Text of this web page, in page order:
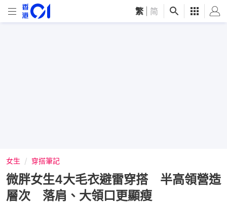
繁 简
女生 穿搭筆記
微胖女生4大毛衣避雷穿搭 半高領營造
層次 落肩、大領口更顯瘦